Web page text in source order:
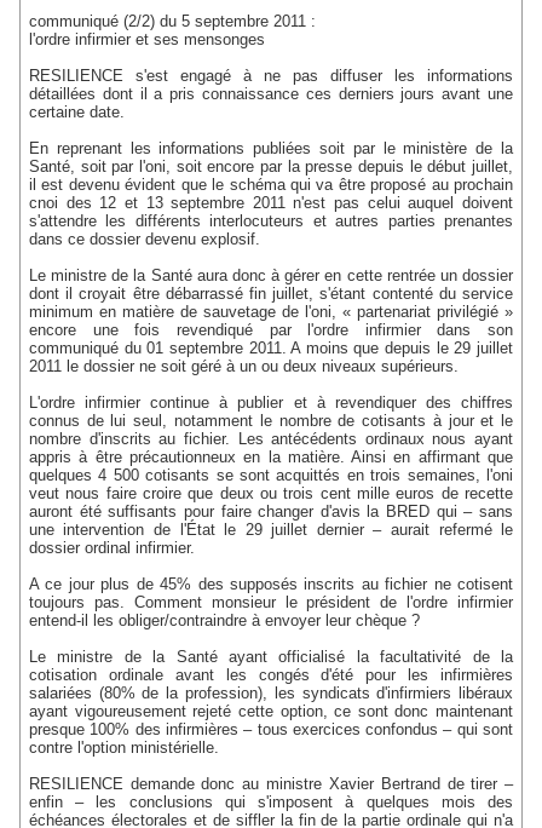
communiqué (2/2) du 5 septembre 2011 :
l'ordre infirmier et ses mensonges
RESILIENCE s'est engagé à ne pas diffuser les informations
détaillées dont il a pris connaissance ces derniers jours avant une
certaine date.
En reprenant les informations publiées soit par le ministère de la
Santé, soit par l'oni, soit encore par la presse depuis le début juillet,
il est devenu évident que le schéma qui va être proposé au prochain
cnoi des 12 et 13 septembre 2011 n'est pas celui auquel doivent
s'attendre les différents interlocuteurs et autres parties prenantes
dans ce dossier devenu explosif.
Le ministre de la Santé aura donc à gérer en cette rentrée un dossier
dont il croyait être débarrassé fin juillet, s'étant contenté du service
minimum en matière de sauvetage de l'oni, « partenariat privilégié »
encore une fois revendiqué par l'ordre infirmier dans son
communiqué du 01 septembre 2011. A moins que depuis le 29 juillet
2011 le dossier ne soit géré à un ou deux niveaux supérieurs.
L'ordre infirmier continue à publier et à revendiquer des chiffres
connus de lui seul, notamment le nombre de cotisants à jour et le
nombre d'inscrits au fichier. Les antécédents ordinaux nous ayant
appris à être précautionneux en la matière. Ainsi en affirmant que
quelques 4 500 cotisants se sont acquittés en trois semaines, l'oni
veut nous faire croire que deux ou trois cent mille euros de recette
auront été suffisants pour faire changer d'avis la BRED qui – sans
une intervention de l'État le 29 juillet dernier – aurait refermé le
dossier ordinal infirmier.
A ce jour plus de 45% des supposés inscrits au fichier ne cotisent
toujours pas. Comment monsieur le président de l'ordre infirmier
entend-il les obliger/contraindre à envoyer leur chèque ?
Le ministre de la Santé ayant officialisé la facultativité de la
cotisation ordinale avant les congés d'été pour les infirmières
salariées (80% de la profession), les syndicats d'infirmiers libéraux
ayant vigoureusement rejeté cette option, ce sont donc maintenant
presque 100% des infirmières – tous exercices confondus – qui sont
contre l'option ministérielle.
RESILIENCE demande donc au ministre Xavier Bertrand de tirer –
enfin – les conclusions qui s'imposent à quelques mois des
échéances électorales et de siffler la fin de la partie ordinale qui n'a